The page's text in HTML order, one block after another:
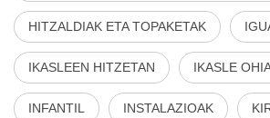
HITZALDIAK ETA TOPAKETAK
IKASLEEN HITZETAN IKASLE
INFANTIL INSTALAZIOAK